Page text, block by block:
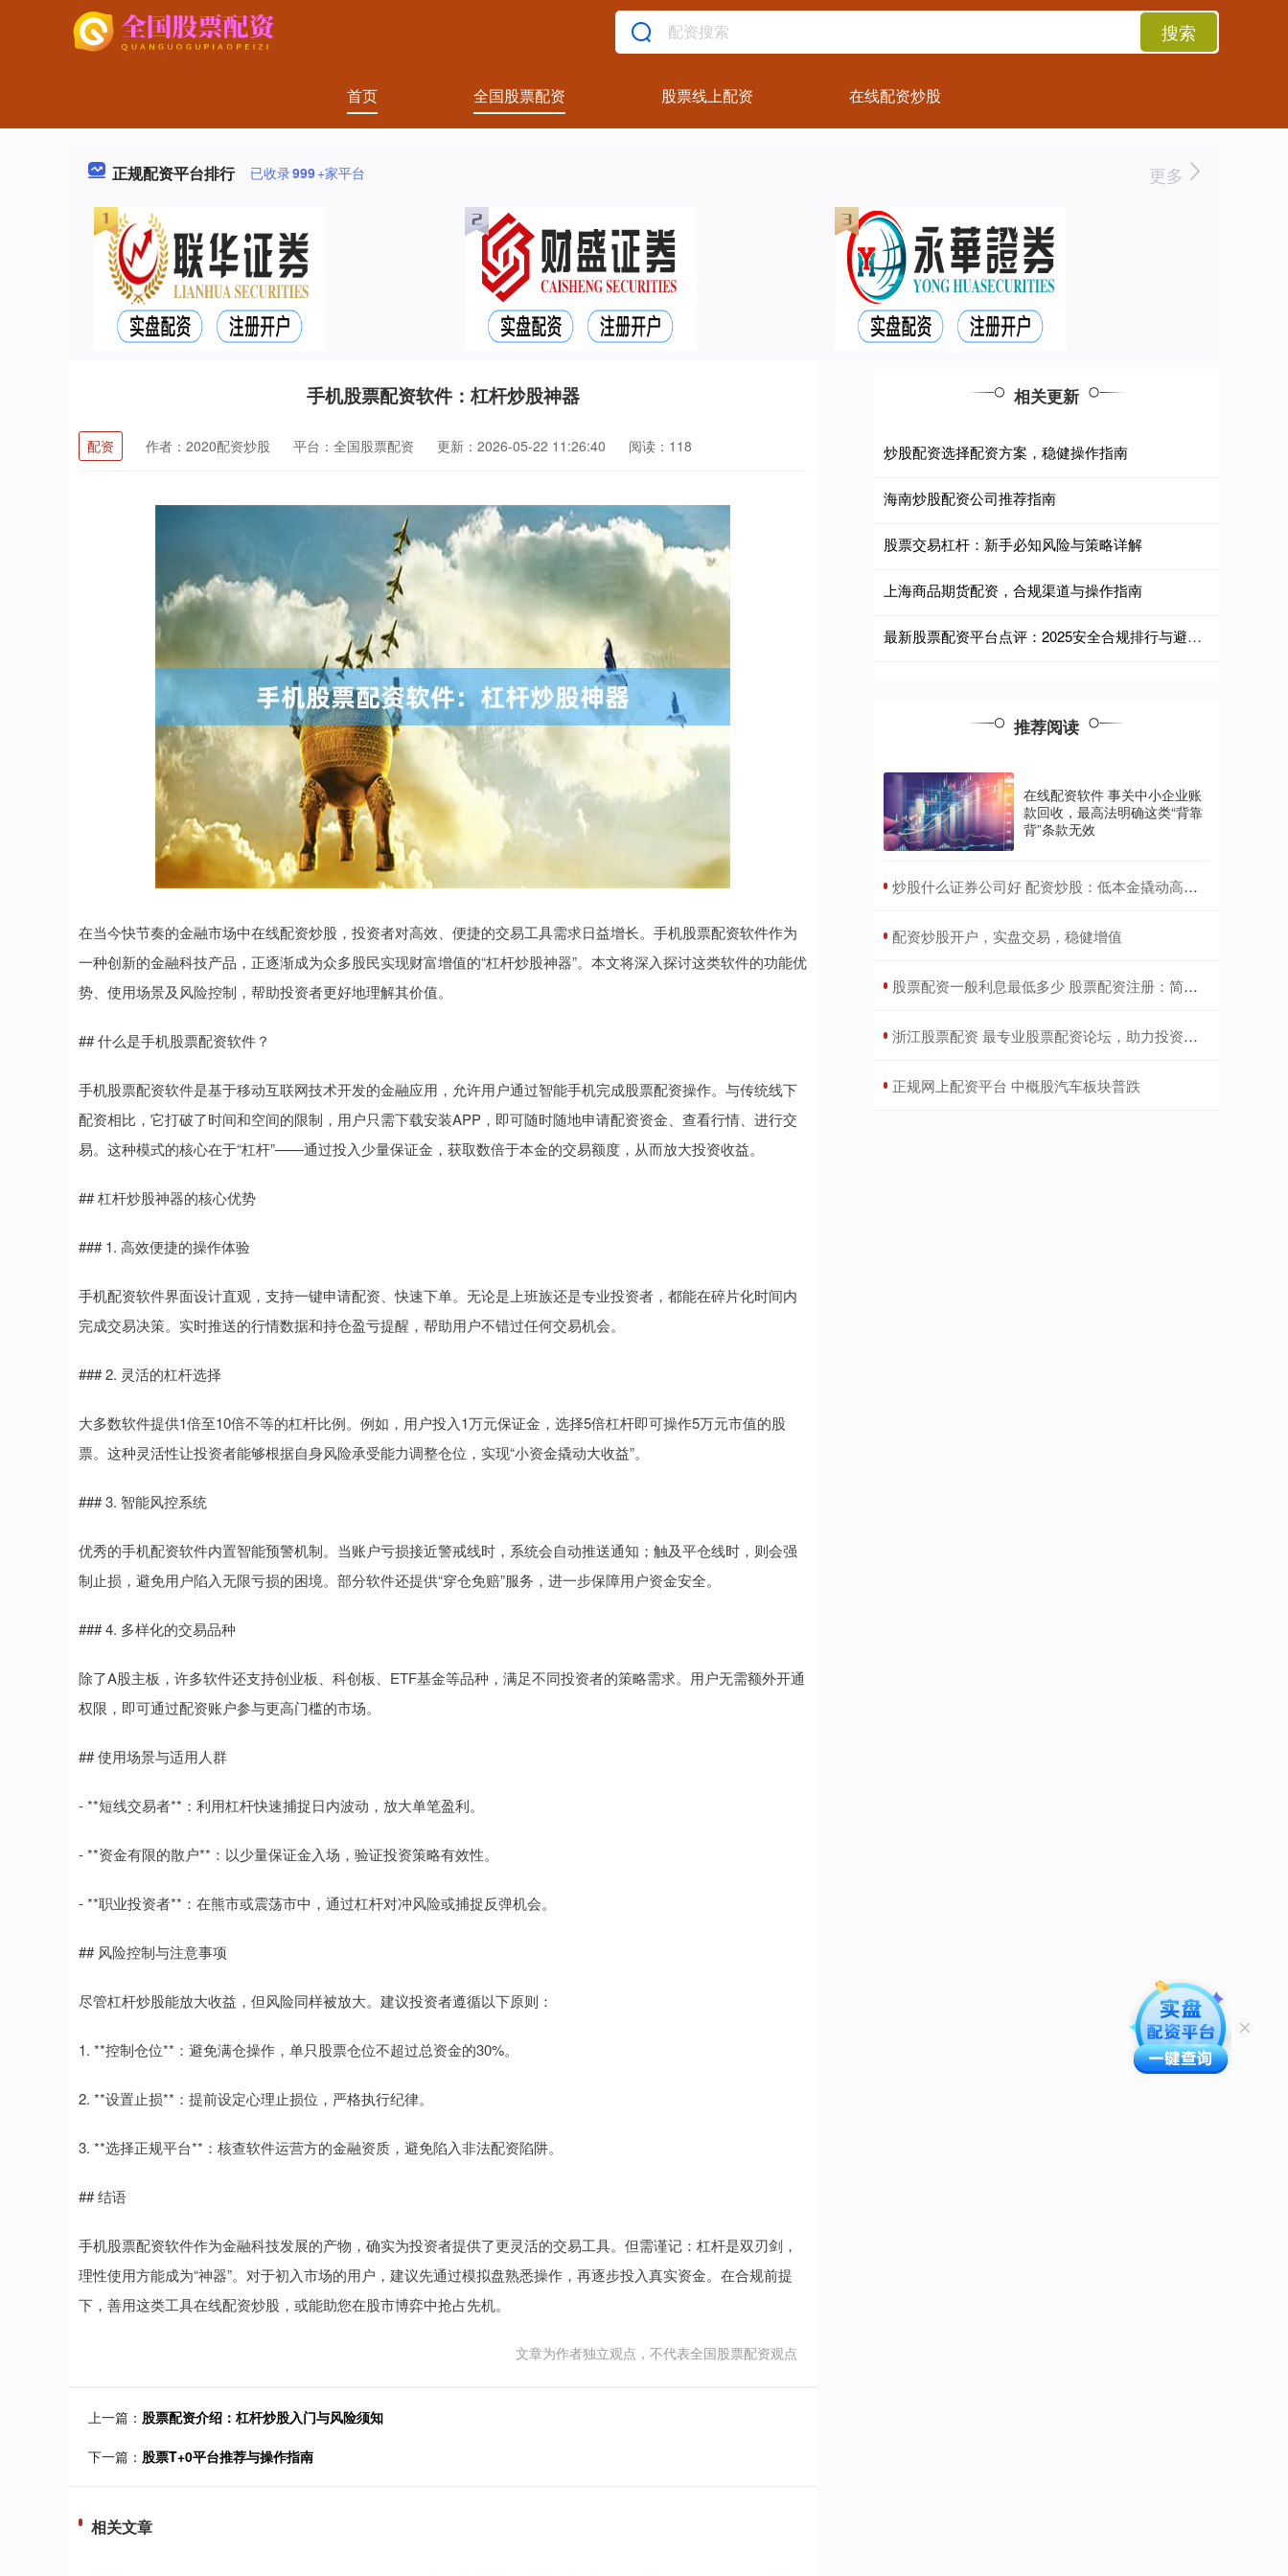
搜索
首页 全国股票配资 股票线上配资 在线配资炒股
正规配资平台排行 已收录999+家平台 更多
手机股票配资软件：杠杆炒股神器
配资 作者：2020配资炒股 平台：全国股票配资 更新：2026-05-22 11:26:40 阅读：118
在当今快节奏的金融市场中在线配资炒股，投资者对高效、便捷的交易工具需求日益增长。手机股票配资软件作为
一种创新的金融科技产品，正逐渐成为众多股民实现财富增值的“杠杆炒股神器”。本文将深入探讨这类软件的功能优
势、使用场景及风险控制，帮助投资者更好地理解其价值。
## 什么是手机股票配资软件？
手机股票配资软件是基于移动互联网技术开发的金融应用，允许用户通过智能手机完成股票配资操作。与传统线下
配资相比，它打破了时间和空间的限制，用户只需下载安装APP，即可随时随地申请配资资金、查看行情、进行交
易。这种模式的核心在于“杠杆”——通过投入少量保证金，获取数倍于本金的交易额度，从而放大投资收益。
## 杠杆炒股神器的核心优势
### 1. 高效便捷的操作体验
手机配资软件界面设计直观，支持一键申请配资、快速下单。无论是上班族还是专业投资者，都能在碎片化时间内
完成交易决策。实时推送的行情数据和持仓盈亏提醒，帮助用户不错过任何交易机会。
### 2. 灵活的杠杆选择
大多数软件提供1倍至10倍不等的杠杆比例。例如，用户投入1万元保证金，选择5倍杠杆即可操作5万元市值的股
票。这种灵活性让投资者能够根据自身风险承受能力调整仓位，实现“小资金撬动大收益”。
### 3. 智能风控系统
优秀的手机配资软件内置智能预警机制。当账户亏损接近警戒线时，系统会自动推送通知；触及平仓线时，则会强
制止损，避免用户陷入无限亏损的困境。部分软件还提供“穿仓免赔”服务，进一步保障用户资金安全。
### 4. 多样化的交易品种
除了A股主板，许多软件还支持创业板、科创板、ETF基金等品种，满足不同投资者的策略需求。用户无需额外开通
权限，即可通过配资账户参与更高门槛的市场。
## 使用场景与适用人群
- **短线交易者**：利用杠杆快速捕捉日内波动，放大单笔盈利。
- **资金有限的散户**：以少量保证金入场，验证投资策略有效性。
- **职业投资者**：在熊市或震荡市中，通过杠杆对冲风险或捕捉反弹机会。
## 风险控制与注意事项
尽管杠杆炒股能放大收益，但风险同样被放大。建议投资者遵循以下原则：
1. **控制仓位**：避免满仓操作，单只股票仓位不超过总资金的30%。
2. **设置止损**：提前设定心理止损位，严格执行纪律。
3. **选择正规平台**：核查软件运营方的金融资质，避免陷入非法配资陷阱。
## 结语
手机股票配资软件作为金融科技发展的产物，确实为投资者提供了更灵活的交易工具。但需谨记：杠杆是双刃剑，
理性使用方能成为“神器”。对于初入市场的用户，建议先通过模拟盘熟悉操作，再逐步投入真实资金。在合规前提
下，善用这类工具在线配资炒股，或能助您在股市博弈中抢占先机。
文章为作者独立观点，不代表全国股票配资观点
上一篇： 股票配资介绍：杠杆炒股入门与风险须知
下一篇： 股票T+0平台推荐与操作指南
相关文章
相关更新
炒股配资选择配资方案，稳健操作指南
海南炒股配资公司推荐指南
股票交易杠杆：新手必知风险与策略详解
上海商品期货配资，合规渠道与操作指南
最新股票配资平台点评：2025安全合规排行与避坑指南
推荐阅读
在线配资软件 事关中小企业账
款回收，最高法明确这类“背靠
背”条款无效
​炒股什么证券公司好 配资炒股：低本金撬动高收益，谨慎入场
​配资炒股开户，实盘交易，稳健增值
​股票配资一般利息最低多少 股票配资注册：简单步骤加入投资行列
​浙江股票配资 最专业股票配资论坛，助力投资者财富增值
​正规网上配资平台 中概股汽车板块普跌